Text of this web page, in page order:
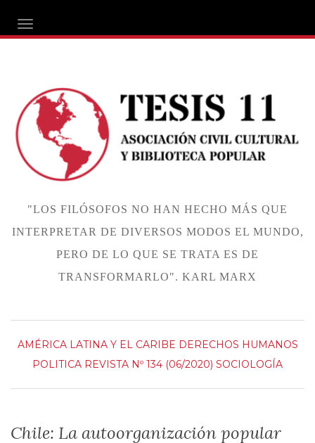
ALTERNAR NAVEGACIÓN
"LOS FILÓSOFOS NO HAN HECHO MÁS QUE
INTERPRETAR DE DIVERSOS MODOS EL MUNDO,
PERO DE LO QUE SE TRATA ES DE
TRANSFORMARLO". KARL MARX
AMÉRICA LATINA Y EL CARIBE DERECHOS HUMANOS
POLITICA REVISTA Nº 134 (06/2020) SOCIOLOGÍA
Chile: La autoorganización popular